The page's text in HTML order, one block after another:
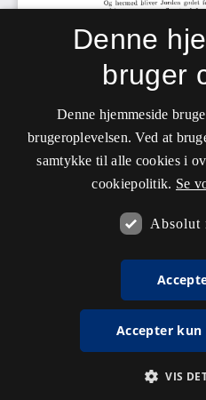
Denne
bruger
Denne hjemmeside
brugeroplevelsen. Ved at
samtykke til alle cookies i
cookiepolitik. Se
Absolut
Accepter
VIS